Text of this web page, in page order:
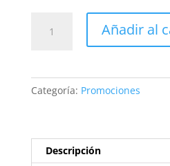
cantidad
Añadir al
Categoría: Promociones
Descripción